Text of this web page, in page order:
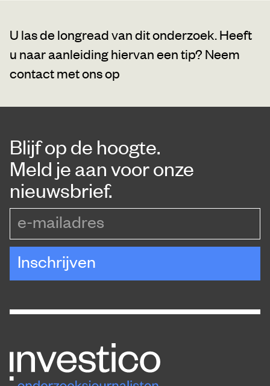
U las de longread van dit onderzoek. Heeft
u naar aanleiding hiervan een tip? Neem
contact met ons op
Blijf op de hoogte.
Meld je aan voor onze
nieuwsbrief.
Inschrijven